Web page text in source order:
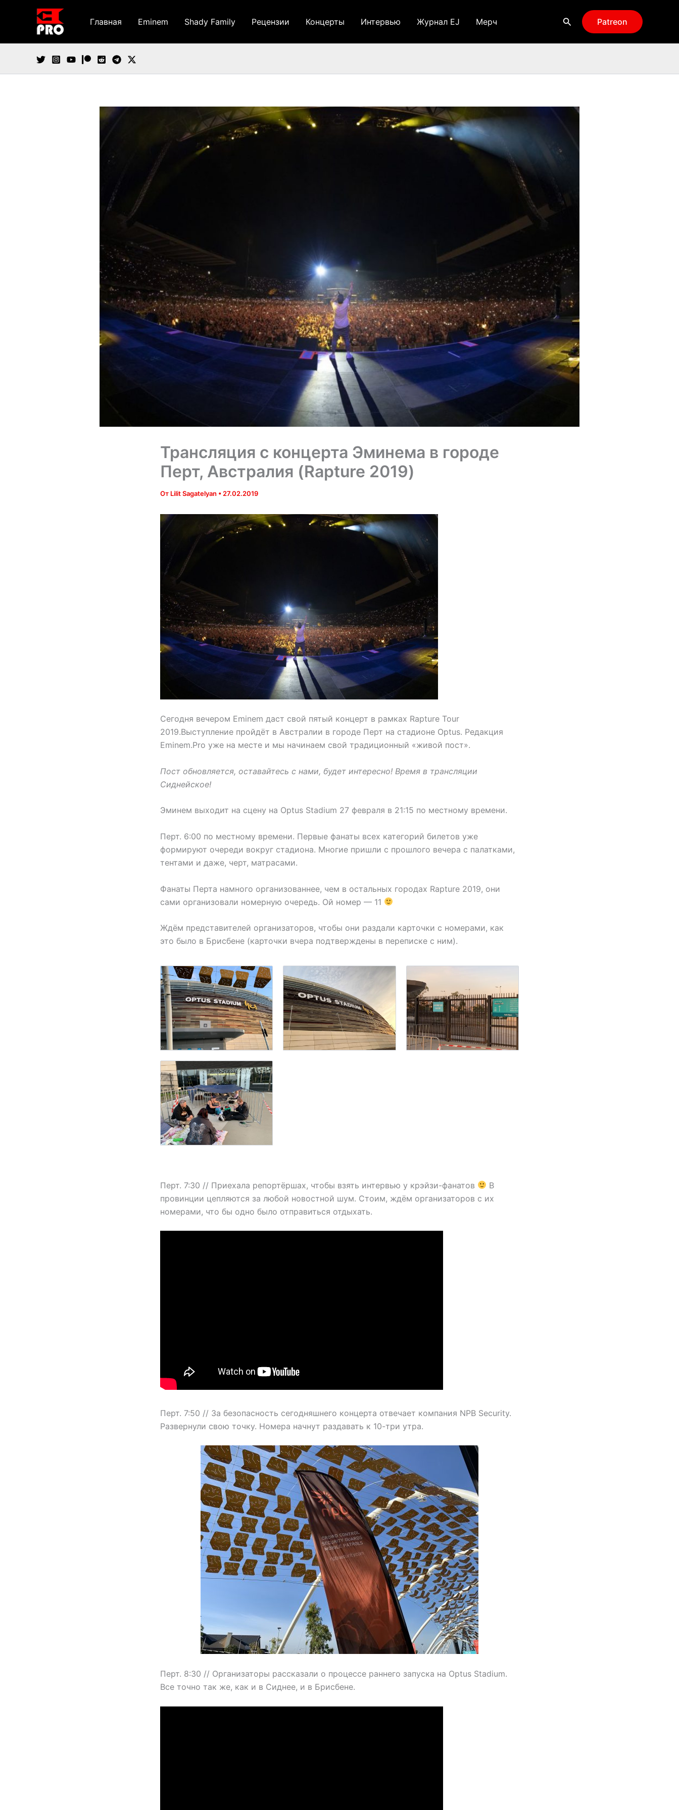
содержимому
Главная Eminem Shady Family Рецензии Концерты Интервью Журнал EJ Мерч Поиск Patreon
Трансляция с концерта Эминема в городе
Перт, Австралия (Rapture 2019)
От Lilit Sagatelyan • 27.02.2019
Сегодня вечером Eminem даст свой пятый концерт в рамках Rapture Tour
2019.Выступление пройдёт в Австралии в городе Перт на стадионе Optus. Редакция
Eminem.Pro уже на месте и мы начинаем свой традиционный «живой пост».
Пост обновляется, оставайтесь с нами, будет интересно! Время в трансляции
Сиднейское!
Эминем выходит на сцену на Optus Stadium 27 февраля в 21:15 по местному времени.
Перт. 6:00 по местному времени. Первые фанаты всех категорий билетов уже
формируют очереди вокруг стадиона. Многие пришли с прошлого вечера с палатками,
тентами и даже, черт, матрасами.
Фанаты Перта намного организованнее, чем в остальных городах Rapture 2019, они
сами организовали номерную очередь. Ой номер — 11
Ждём представителей организаторов, чтобы они раздали карточки с номерами, как
это было в Брисбене (карточки вчера подтверждены в переписке с ним).
Перт. 7:30 // Приехала репортёршах, чтобы взять интервью у крэйзи-фанатов
В
провинции цепляются за любой новостной шум. Стоим, ждём организаторов с их
номерами, что бы одно было отправиться отдыхать.
Перт. 7:50 // За безопасность сегодняшнего концерта отвечает компания NPB Security.
Развернули свою точку. Номера начнут раздавать к 10-три утра.
Перт. 8:30 // Организаторы рассказали о процессе раннего запуска на Optus Stadium.
Все точно так же, как и в Сиднее, и в Брисбене.